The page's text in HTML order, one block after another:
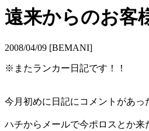
遠来からのお客
2008/04/09 [BEMANI]
※またランカー日記です！！
今月初めに日記にコメントがあっ
ハチからメールで今ポロスとか来